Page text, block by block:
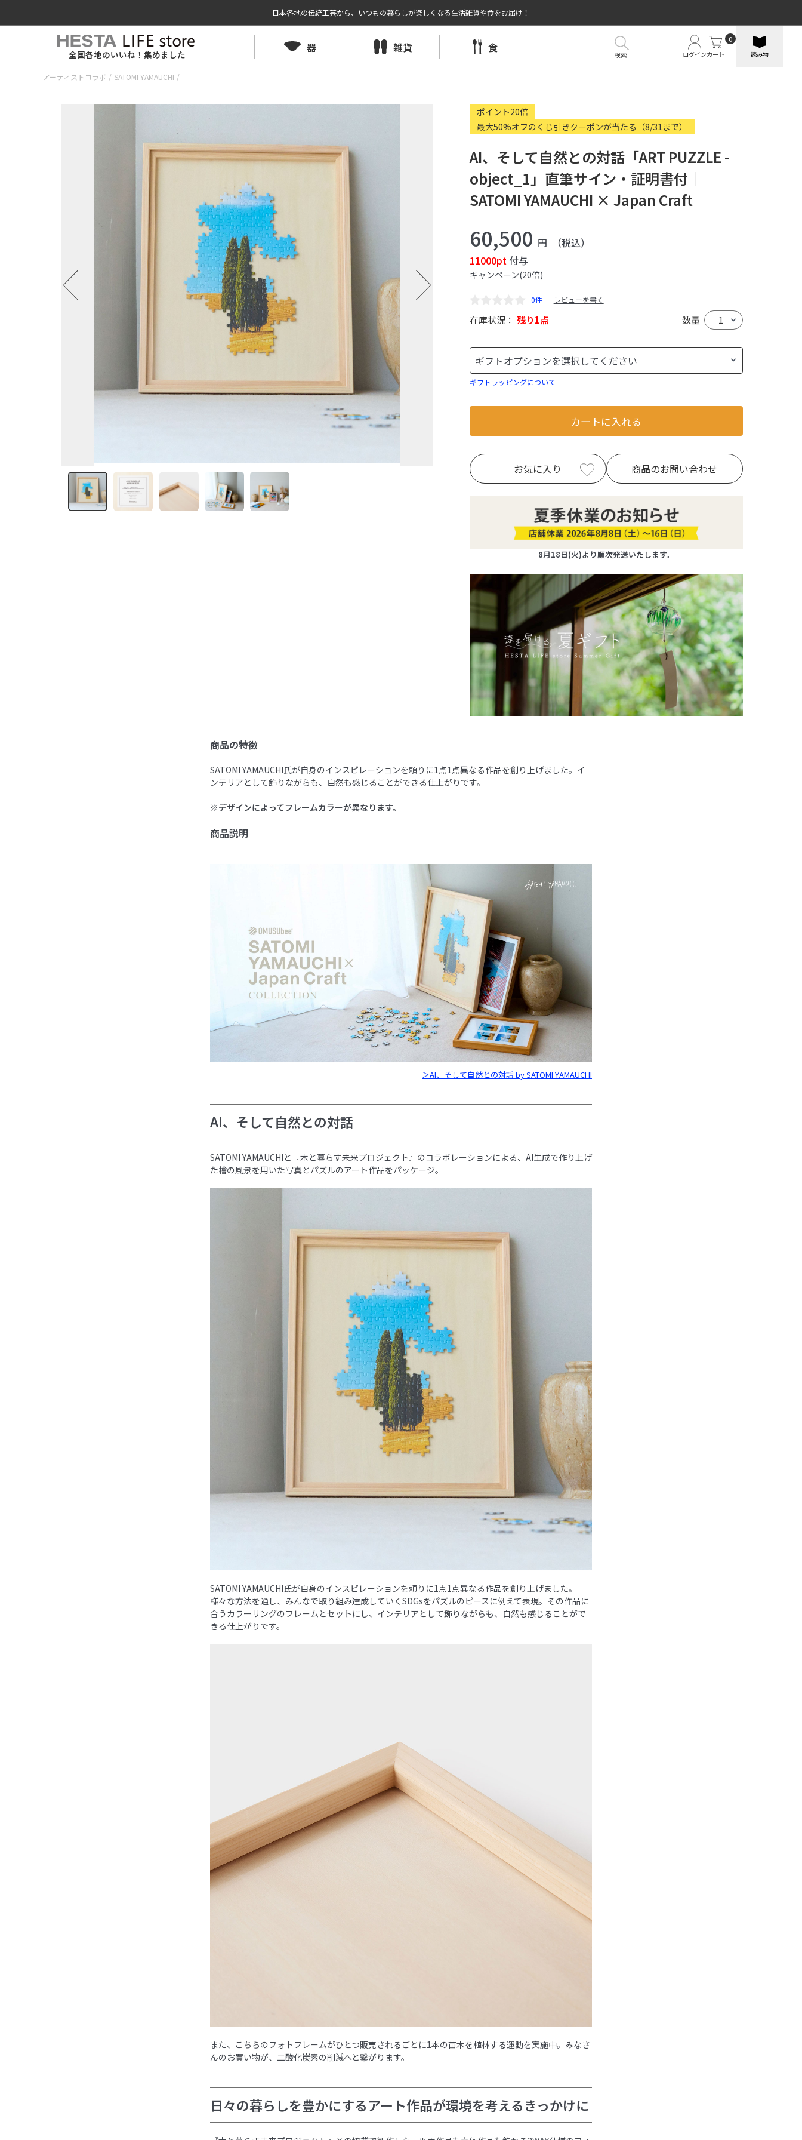
日本各地の伝統工芸から、いつもの暮らしが楽しくなる生活雑貨や食をお届け！
全国各地のいいね！集めました 器 雑貨 食 ログインカート
0
読み物
検索
アーティストコラボ / SATOMI YAMAUCHI /
ポイント20倍
最大50%オフのくじ引きクーポンが当たる（8/31まで）
AI、そして自然との対話「ART PUZZLE -
object_1」直筆サイン・証明書付｜
SATOMI YAMAUCHI × Japan Craft
60,500 円
（税込）
11000pt付与
キャンペーン(20倍)
0件 レビューを書く
在庫状況： 残り1点 数量
ギフトラッピングについて
カートに入れる
お気に入り 商品のお問い合わせ
8月18日(火)より順次発送いたします。
商品の特徴
SATOMI YAMAUCHI氏が自身のインスピレーションを頼りに1点1点異なる作品を創り上げました。イ
ンテリアとして飾りながらも、自然も感じることができる仕上がりです。
※デザインによってフレームカラーが異なります。
商品説明
＞AI、そして自然との対話 by SATOMI YAMAUCHI
AI、そして自然との対話
SATOMI YAMAUCHIと『木と暮らす未来プロジェクト』のコラボレーションによる、AI生成で作り上げ
た檜の風景を用いた写真とパズルのアート作品をパッケージ。
SATOMI YAMAUCHI氏が自身のインスピレーションを頼りに1点1点異なる作品を創り上げました。
様々な方法を通し、みんなで取り組み達成していくSDGsをパズルのピースに例えて表現。その作品に
合うカラーリングのフレームとセットにし、インテリアとして飾りながらも、自然も感じることがで
きる仕上がりです。
また、こちらのフォトフレームがひとつ販売されるごとに1本の苗木を植林する運動を実施中。みなさ
んのお買い物が、二酸化炭素の削減へと繋がります。
日々の暮らしを豊かにするアート作品が環境を考えるきっかけに